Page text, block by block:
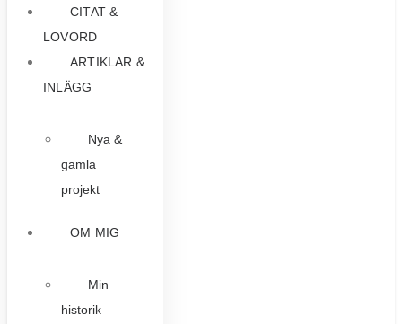
CITAT &
LOVORD
ARTIKLAR &
INLÄGG
Nya &
gamla
projekt
OM MIG
Min
historik